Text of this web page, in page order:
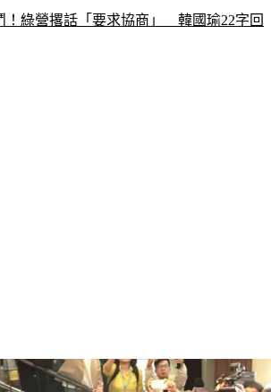
！綠營撂話「要求協商」　韓國瑜22字回